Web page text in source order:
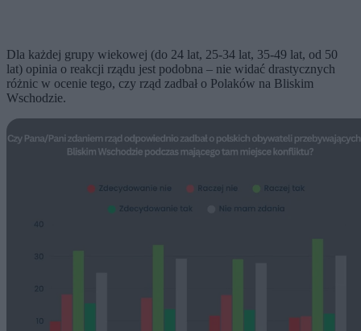
Dla każdej grupy wiekowej (do 24 lat, 25-34 lat, 35-49 lat, od 50
lat) opinia o reakcji rządu jest podobna – nie widać drastycznych
różnic w ocenie tego, czy rząd zadbał o Polaków na Bliskim
Wschodzie.